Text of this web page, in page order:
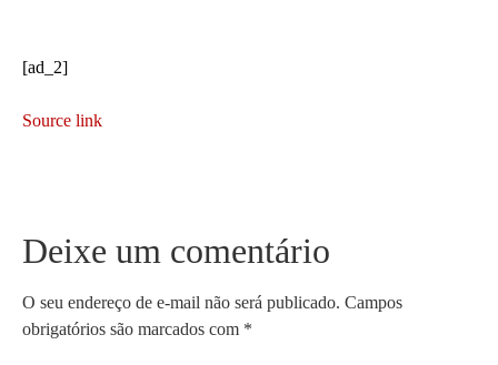
[ad_2]
Source link
Deixe um comentário
O seu endereço de e-mail não será publicado. Campos
obrigatórios são marcados com *